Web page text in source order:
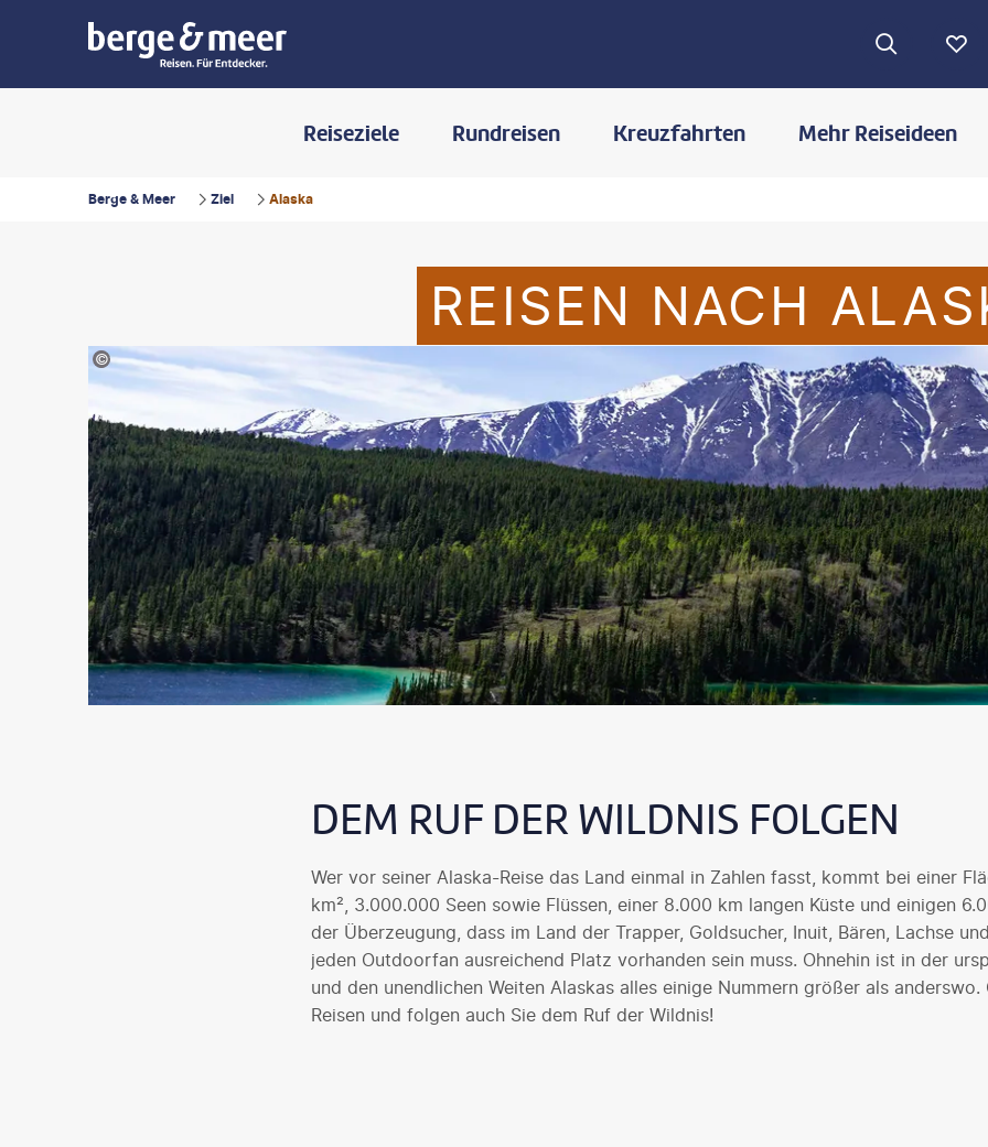
Reiseziele Rundreisen Kreuzfahrten Mehr Reiseideen
Berge & Meer Ziel Alaska
REISEN NACH
©AngelSchwai-gty
DEM RUF DER WILDNIS FOLGEN
Wer vor seiner Alaska-Reise das Land einmal in Zahlen fasst, kommt bei einer
km², 3.000.000 Seen sowie Flüssen, einer 8.000 km langen Küste und einigen
der Überzeugung, dass im Land der Trapper, Goldsucher, Inuit, Bären, Lachse
jeden Outdoorfan ausreichend Platz vorhanden sein muss. Ohnehin ist in der
und den unendlichen Weiten Alaskas alles einige Nummern größer als anderswo.
Reisen und folgen auch Sie dem Ruf der Wildnis!